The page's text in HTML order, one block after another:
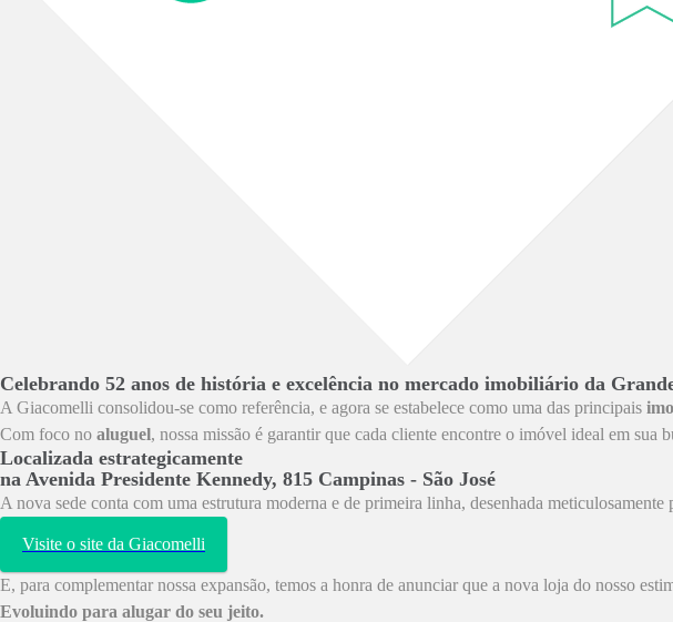
Celebrando 52 anos de história e excelência no mercado imobiliário da
A Giacomelli consolidou-se como referência, e agora se estabelece como uma das principais
Com foco no aluguel, nossa missão é garantir que cada cliente encontre o imóvel ideal em
Localizada estrategicamente
na Avenida Presidente Kennedy, 815 Campinas - São José
A nova sede conta com uma estrutura moderna e de primeira linha, desenhada
Visite o site da Giacomelli
E, para complementar nossa expansão, temos a honra de anunciar que a nova loja do nosso
Evoluindo para alugar do seu jeito.